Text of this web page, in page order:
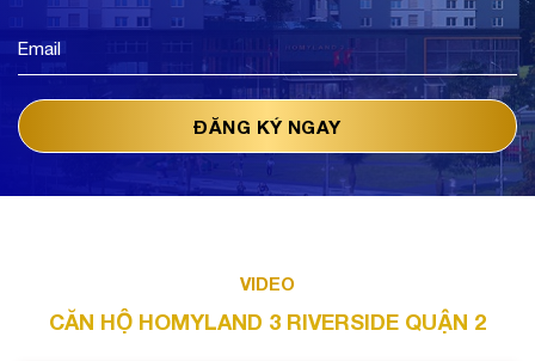
VIDEO
CĂN HỘ HOMYLAND 3 RIVERSIDE QUẬN 2